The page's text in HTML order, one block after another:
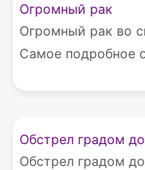
Огромный рак
Огромный рак во
Самое подробное
Обстрел градом
Обстрел градом